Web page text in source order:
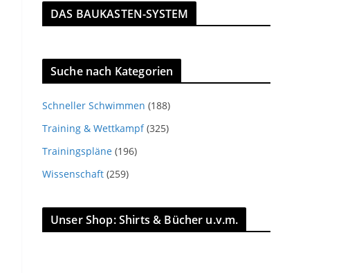
DAS BAUKASTEN-SYSTEM
Suche nach Kategorien
Schneller Schwimmen (188)
Training & Wettkampf(325)
Trainingspläne (196)
Wissenschaft (259)
Unser Shop: Shirts & Bücher u.v.m.